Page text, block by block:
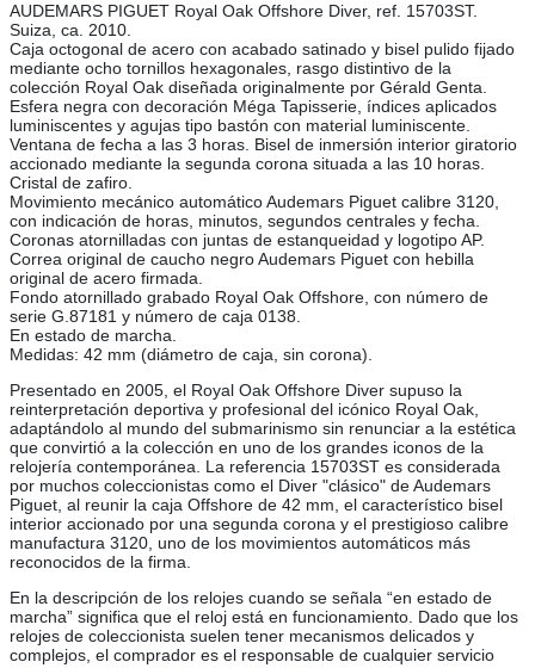
AUDEMARS PIGUET Royal Oak Offshore Diver, ref. 15703ST.
Suiza, ca. 2010.
Caja octogonal de acero con acabado satinado y bisel pulido fijado
mediante ocho tornillos hexagonales, rasgo distintivo de la
colección Royal Oak diseñada originalmente por Gérald Genta.
Esfera negra con decoración Méga Tapisserie, índices aplicados
luminiscentes y agujas tipo bastón con material luminiscente.
Ventana de fecha a las 3 horas. Bisel de inmersión interior giratorio
accionado mediante la segunda corona situada a las 10 horas.
Cristal de zafiro.
Movimiento mecánico automático Audemars Piguet calibre 3120,
con indicación de horas, minutos, segundos centrales y fecha.
Coronas atornilladas con juntas de estanqueidad y logotipo AP.
Correa original de caucho negro Audemars Piguet con hebilla
original de acero firmada.
Fondo atornillado grabado Royal Oak Offshore, con número de
serie G.87181 y número de caja 0138.
En estado de marcha.
Medidas: 42 mm (diámetro de caja, sin corona).
Presentado en 2005, el Royal Oak Offshore Diver supuso la
reinterpretación deportiva y profesional del icónico Royal Oak,
adaptándolo al mundo del submarinismo sin renunciar a la estética
que convirtió a la colección en uno de los grandes iconos de la
relojería contemporánea. La referencia 15703ST es considerada
por muchos coleccionistas como el Diver "clásico" de Audemars
Piguet, al reunir la caja Offshore de 42 mm, el característico bisel
interior accionado por una segunda corona y el prestigioso calibre
manufactura 3120, uno de los movimientos automáticos más
reconocidos de la firma.
En la descripción de los relojes cuando se señala “en estado de
marcha” significa que el reloj está en funcionamiento. Dado que los
relojes de coleccionista suelen tener mecanismos delicados y
complejos, el comprador es el responsable de cualquier servicio